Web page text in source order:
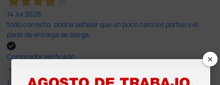
14 Jul 2026
todo correcto. podria señalar que un poco caro los portes y el
plazo de entrega se alarga.
Comprador verificado
13 Jul 2026
×